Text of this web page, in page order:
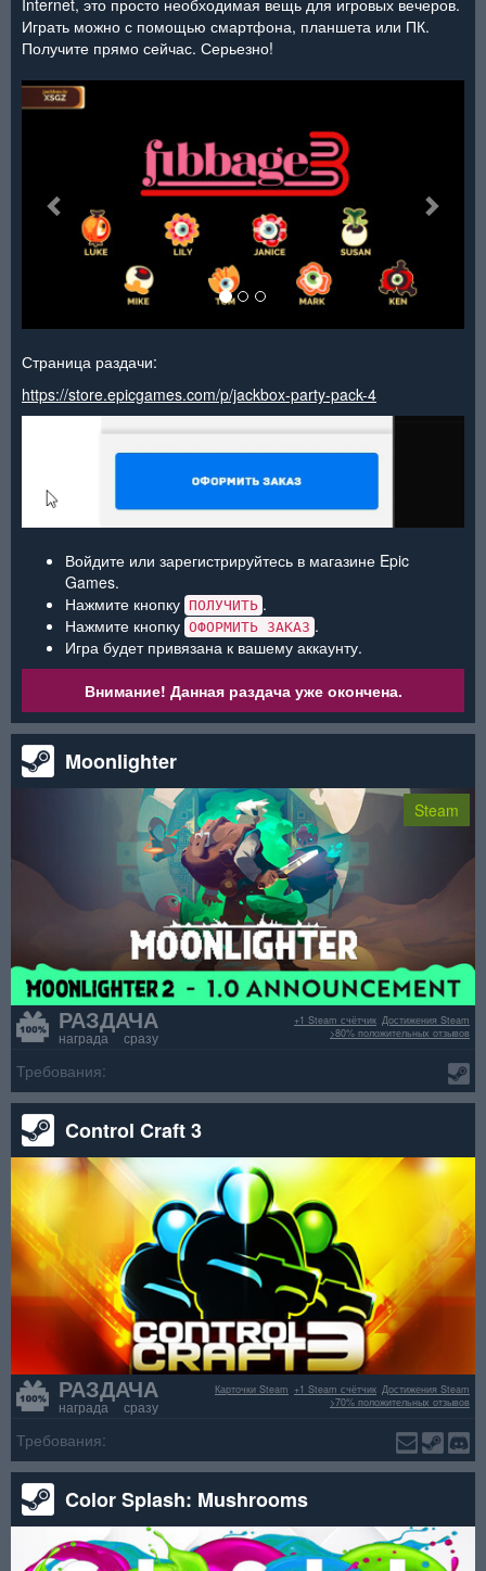
Играть можно с помощью смартфона, планшета или ПК.
Получите прямо сейчас. Серьезно!
<
Страница раздачи:
https://store.epicgames.com/p/jackbox-party-pack-4
Войдите или зарегистрируйтесь в магазине Epic
Games.
Нажмите кнопку ПОЛУЧИТЬ .
Нажмите кнопку ОФОРМИТЬ ЗАКАЗ .
Игра будет привязана к вашему аккаунту.
Внимание! Данная раздача уже окончена.
Moonlighter
Steam
РАЗДАЧА
награда сразу
Достижения Steam
+1 Steam счётчик
>80% положительных отзывов
Требования:
Control Craft 3
РАЗДАЧА
награда сразу
Достижения Steam
+1 Steam счётчик
Карточки Steam
>70% положительных отзывов
Требования:
Color Splash: Mushrooms